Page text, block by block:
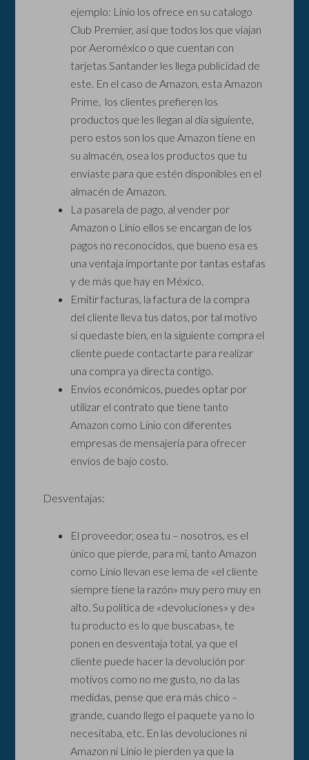
ejemplo: Linio los ofrece en su catalogo
Club Premier, así que todos los que viajan
por Aeroméxico o que cuentan con
tarjetas Santander les llega publicidad de
este. En el caso de Amazon, esta Amazon
Prime, los clientes prefieren los
productos que les llegan al día siguiente,
pero estos son los que Amazon tiene en
su almacén, osea los productos que tu
enviaste para que estén disponibles en el
almacén de Amazon.
La pasarela de pago, al vender por
Amazon o Linio ellos se encargan de los
pagos no reconocidos, que bueno esa es
una ventaja importante por tantas estafas
y de más que hay en México.
Emitir facturas, la factura de la compra
del cliente lleva tus datos, por tal motivo
si quedaste bien, en la siguiente compra el
cliente puede contactarte para realizar
una compra ya directa contigo.
Envíos económicos, puedes optar por
utilizar el contrato que tiene tanto
Amazon como Linio con diferentes
empresas de mensajería para ofrecer
envíos de bajo costo.
Desventajas:
El proveedor, osea tu – nosotros, es el
único que pierde, para mi, tanto Amazon
como Linio llevan ese lema de «el cliente
siempre tiene la razón» muy pero muy en
alto. Su política de «devoluciones» y de»
tu producto es lo que buscabas», te
ponen en desventaja total, ya que el
cliente puede hacer la devolución por
motivos como no me gusto, no da las
medidas, pense que era más chico –
grande, cuando llego el paquete ya no lo
necesitaba, etc. En las devoluciones ni
Amazon ni Linio le pierden ya que la